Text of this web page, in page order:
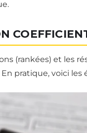
(rankées) et les
pratique, voici les